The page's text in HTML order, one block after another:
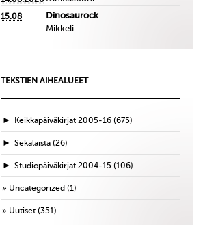
15.08
Dinosaurock
Mikkeli
TEKSTIEN AIHEALUEET
► Keikkapäiväkirjat 2005-16 (675)
► Sekalaista (26)
► Studiopäiväkirjat 2004-15 (106)
Uncategorized (1)
Uutiset (351)